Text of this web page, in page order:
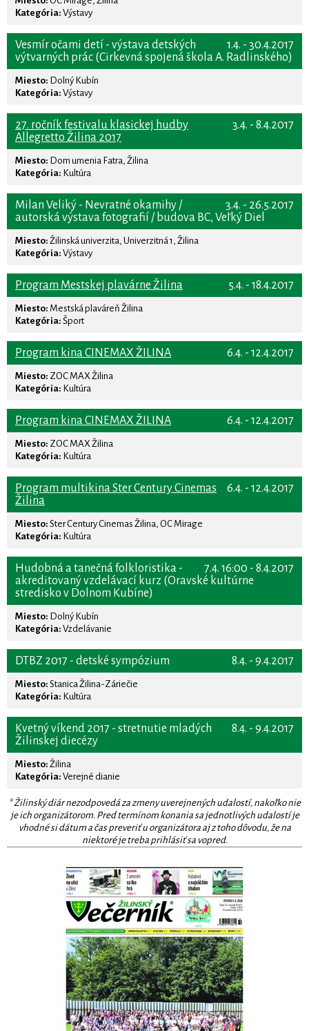
Kategória: Výstavy
1.4. - 30.4.2017
Vesmír očami detí - výstava detských
výtvarných prác (Cirkevná spojená škola A. Radlinského)
Miesto: Dolný Kubín
Kategória: Výstavy
3.4. - 8.4.2017
27. ročník festivalu klasickej hudby
Allegretto Žilina 2017
Miesto: Dom umenia Fatra, Žilina
Kategória: Kultúra
3.4. - 26.5.2017
Milan Veliký - Nevratné okamihy /
autorská výstava fotografií / budova BC, Veľký Diel
Miesto: Žilinská univerzita, Univerzitná 1, Žilina
Kategória: Výstavy
5.4. - 18.4.2017
Program Mestskej plavárne Žilina
Miesto: Mestská plaváreň Žilina
Kategória: Šport
6.4. - 12.4.2017
Program kina CINEMAX ŽILINA
Miesto: ZOC MAX Žilina
Kategória: Kultúra
6.4. - 12.4.2017
Program kina CINEMAX ŽILINA
Miesto: ZOC MAX Žilina
Kategória: Kultúra
6.4. - 12.4.2017
Program multikina Ster Century Cinemas
Žilina
Miesto: Ster Century Cinemas Žilina, OC Mirage
Kategória: Kultúra
7.4. 16:00 - 8.4.2017
Hudobná a tanečná folkloristika -
akreditovaný vzdelávací kurz (Oravské kultúrne
stredisko v Dolnom Kubíne)
Miesto: Dolný Kubín
Kategória: Vzdelávanie
8.4. - 9.4.2017
DTBZ 2017 - detské sympózium
Miesto: Stanica Žilina-Záriečie
Kategória: Kultúra
8.4. - 9.4.2017
Kvetný víkend 2017 - stretnutie mladých
Žilinskej diecézy
Miesto: Žilina
Kategória: Verejné dianie
* Žilinský diár nezodpovedá za zmeny uverejnených udalostí, nakoľko nie
je ich organizátorom. Pred termínom konania sa jednotlivých udalostí je
vhodné si dátum a čas preveriť u organizátora aj z toho dôvodu, že na
niektoré je treba prihlásiť sa vopred.